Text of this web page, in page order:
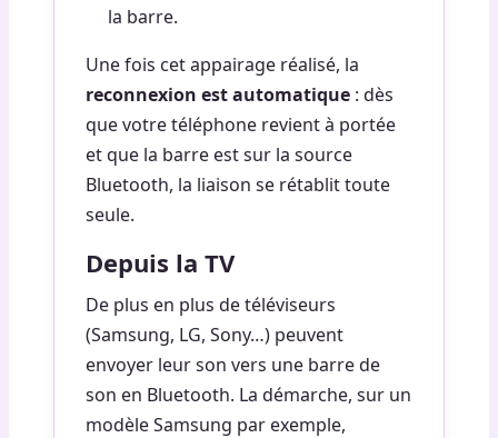
la barre.
Une fois cet appairage réalisé, la
reconnexion est automatique: dès
que votre téléphone revient à portée
et que la barre est sur la source
Bluetooth, la liaison se rétablit toute
seule.
Depuis la TV
De plus en plus de téléviseurs
(Samsung, LG, Sony…) peuvent
envoyer leur son vers une barre de
son en Bluetooth. La démarche, sur un
modèle Samsung par exemple,